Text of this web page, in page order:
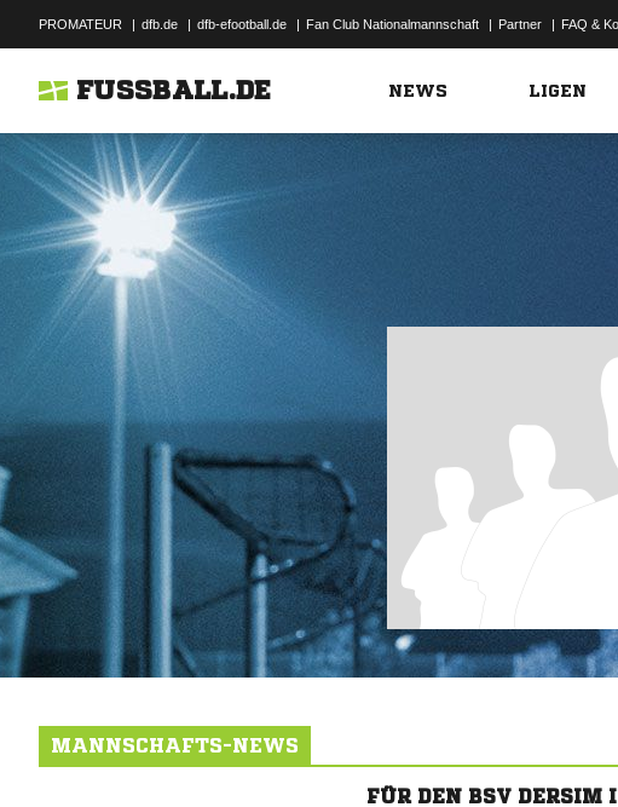
PROMATEUR | dfb.de | dfb-efootball.de | Fan Club Nationalmannschaft | Partner | FAQ &
FUSSBALL.DE NEWS LIGEN
MANNSCHAFTS-NEWS
FÜR DEN BSV DERSIM